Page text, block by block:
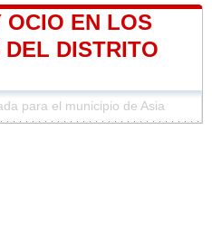
OCIO EN LOS
DISTRITO
para el municipio de Asia